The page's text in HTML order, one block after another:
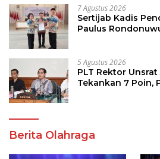
7 Agustus 2026
Sertijab Kadis
Paulus
5 Agustus 2026
PLT Rektor
Tekankan 7 Poin,
Berita Olahraga